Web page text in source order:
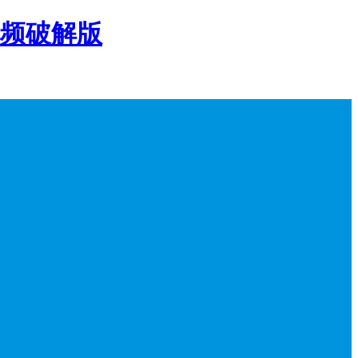
破解版